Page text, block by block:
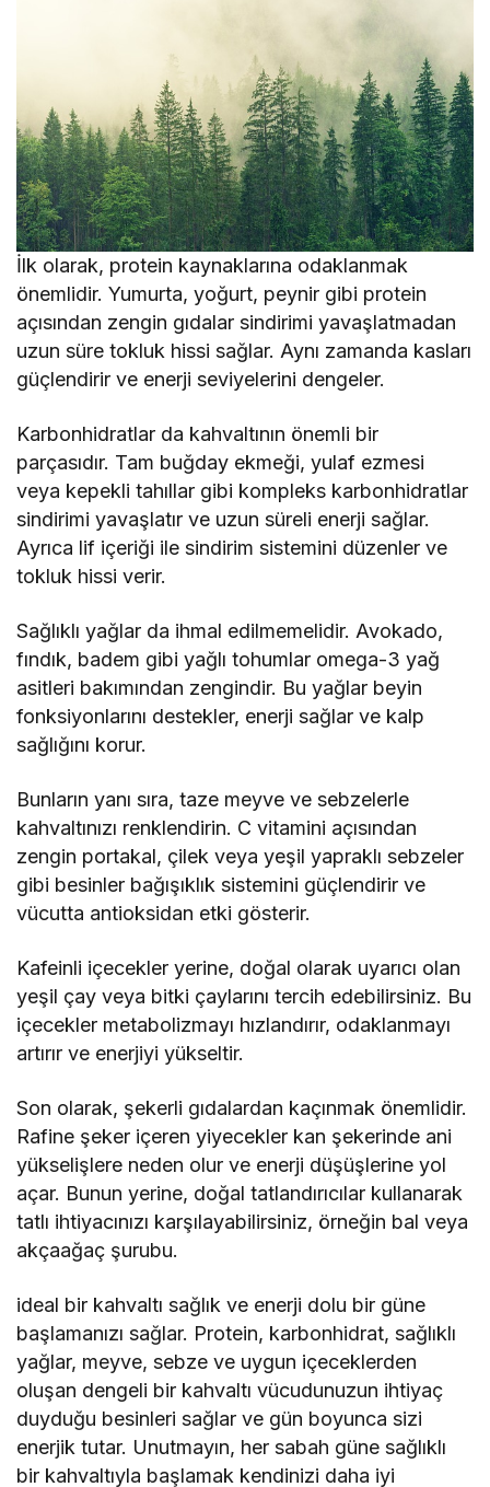
İlk olarak, protein kaynaklarına odaklanmak
önemlidir. Yumurta, yoğurt, peynir gibi protein
açısından zengin gıdalar sindirimi yavaşlatmadan
uzun süre tokluk hissi sağlar. Aynı zamanda kasları
güçlendirir ve enerji seviyelerini dengeler.
Karbonhidratlar da kahvaltının önemli bir
parçasıdır. Tam buğday ekmeği, yulaf ezmesi
veya kepekli tahıllar gibi kompleks karbonhidratlar
sindirimi yavaşlatır ve uzun süreli enerji sağlar.
Ayrıca lif içeriği ile sindirim sistemini düzenler ve
tokluk hissi verir.
Sağlıklı yağlar da ihmal edilmemelidir. Avokado,
fındık, badem gibi yağlı tohumlar omega-3 yağ
asitleri bakımından zengindir. Bu yağlar beyin
fonksiyonlarını destekler, enerji sağlar ve kalp
sağlığını korur.
Bunların yanı sıra, taze meyve ve sebzelerle
kahvaltınızı renklendirin. C vitamini açısından
zengin portakal, çilek veya yeşil yapraklı sebzeler
gibi besinler bağışıklık sistemini güçlendirir ve
vücutta antioksidan etki gösterir.
Kafeinli içecekler yerine, doğal olarak uyarıcı olan
yeşil çay veya bitki çaylarını tercih edebilirsiniz. Bu
içecekler metabolizmayı hızlandırır, odaklanmayı
artırır ve enerjiyi yükseltir.
Son olarak, şekerli gıdalardan kaçınmak önemlidir.
Rafine şeker içeren yiyecekler kan şekerinde ani
yükselişlere neden olur ve enerji düşüşlerine yol
açar. Bunun yerine, doğal tatlandırıcılar kullanarak
tatlı ihtiyacınızı karşılayabilirsiniz, örneğin bal veya
akçaağaç şurubu.
ideal bir kahvaltı sağlık ve enerji dolu bir güne
başlamanızı sağlar. Protein, karbonhidrat, sağlıklı
yağlar, meyve, sebze ve uygun içeceklerden
oluşan dengeli bir kahvaltı vücudunuzun ihtiyaç
duyduğu besinleri sağlar ve gün boyunca sizi
enerjik tutar. Unutmayın, her sabah güne sağlıklı
bir kahvaltıyla başlamak kendinizi daha iyi